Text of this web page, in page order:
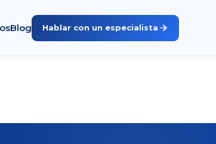
Blog Hablar con un especialista arrow_forward